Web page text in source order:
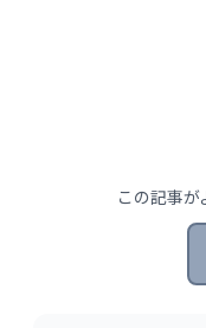
この記事